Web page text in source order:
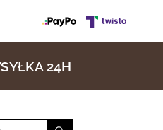
24H